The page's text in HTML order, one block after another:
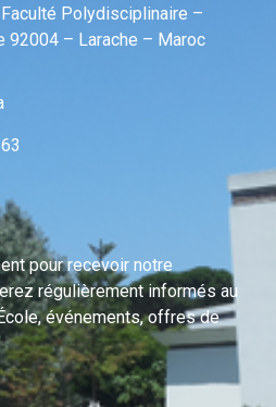
Polydisciplinaire –
92004 – Larache – Maroc
pour recevoir notre
régulièrement informés au
événements, offres de